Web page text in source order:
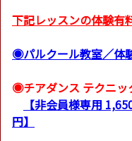
下記レッスンの体験有
◉パルクール教室／体
◉チアダンス テクニ
【非会員様専用
円】